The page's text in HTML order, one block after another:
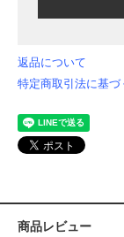
返品について
特定商取引法に基づ
商品レビュー